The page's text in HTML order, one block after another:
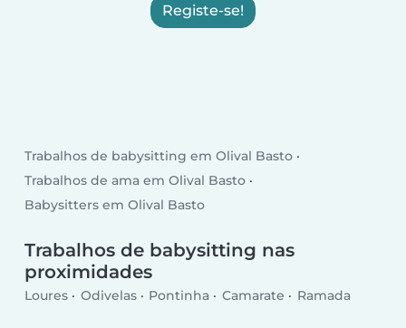
Registe-se!
Trabalhos de babysitting em Olival Basto
Trabalhos de ama em Olival Basto
Babysitters em Olival Basto
Trabalhos de babysitting nas
proximidades
Loures Odivelas Pontinha Camarate Ramada